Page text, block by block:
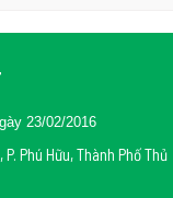
23/02/2016
Phú Hữu, Thành Phố Thủ